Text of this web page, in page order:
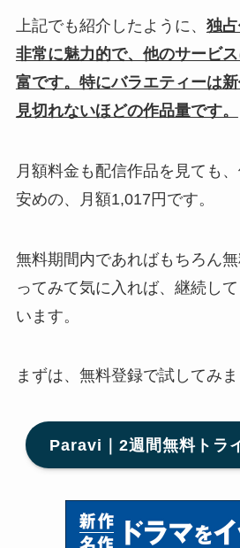
上記でも紹介したように、 独
非常に魅力的で、他のサービ
富です。特にバラエティーは新
見切れないほどの作品量です。
月額料金も配信作品を見ても
安めの、月額1,017円です。
無料期間内であればもちろん
ってみて気に入れば、継続し
います。
まずは、無料登録で試してみま
Paravi｜2週間無料トラ